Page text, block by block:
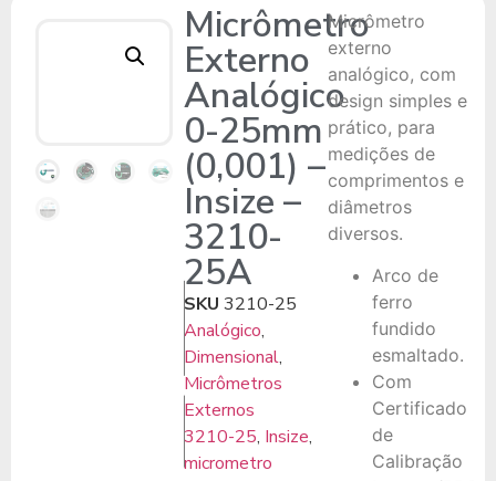
Micrômetro
Externo
Analógico
0-25mm
(0,001) –
Insize –
3210-
25A
SKU 3210-25
Analógico,
Dimensional,
Micrômetros
Externos
3210-25, Insize,
micrometro
Micrômetro
externo
analógico, com
design simples e
prático, para
medições de
comprimentos e
diâmetros
diversos.
Arco de
ferro
fundido
esmaltado.
Com
Certificado
de
Calibração